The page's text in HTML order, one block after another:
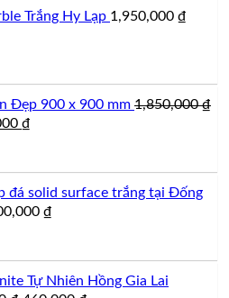
₫.là:
Trắng Hy Lạp 1,950,000 ₫
Đẹp 900 x 900 mm 1,850,000₫
₫
1,750,000 ₫.
đá solid surface trắng tại Đống
₫
Tự Nhiên Hồng Gia Lai